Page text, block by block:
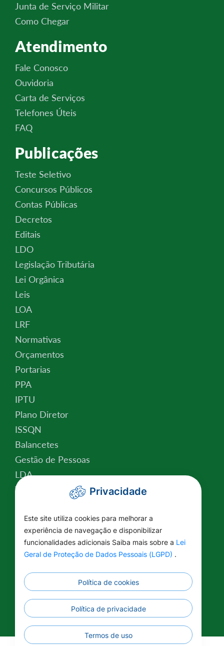
Junta de Serviço Militar
Como Chegar
Atendimento
Fale Conosco
Ouvidoria
Carta de Serviços
Telefones Úteis
FAQ
Publicações
Teste Seletivo
Concursos Públicos
Contas Públicas
Decretos
Editais
LDO
Legislação Tributária
Lei Orgânica
Leis
LOA
LRF
Normativas
Orçamentos
Portarias
PPA
IPTU
Plano Diretor
ISSQN
Balancetes
Gestão de Pessoas
LDA
Valor da Terra Nua
Relatório de Atividades
Plano Estratégico Institucional
Lei Federal nº 14.129/2021
Educação
Renuncia Fiscal
Informações Complementares
Privacidade
Este site utiliza cookies para melhorar a
experiência de navegação e disponibilizar
funcionalidades adicionais Saiba mais sobre a Lei
Geral de Proteção de Dados Pessoais (LGPD) .
Política de cookies
Política de privacidade
Termos de uso